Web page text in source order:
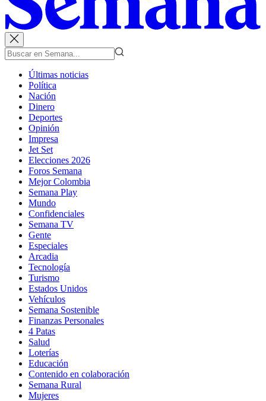
Últimas noticias
Política
Nación
Dinero
Deportes
Opinión
Impresa
Jet Set
Elecciones 2026
Foros Semana
Mejor Colombia
Semana Play
Mundo
Confidenciales
Semana TV
Gente
Especiales
Arcadia
Tecnología
Turismo
Estados Unidos
Vehículos
Semana Sostenible
Finanzas Personales
4 Patas
Salud
Loterías
Educación
Contenido en colaboración
Semana Rural
Mujeres